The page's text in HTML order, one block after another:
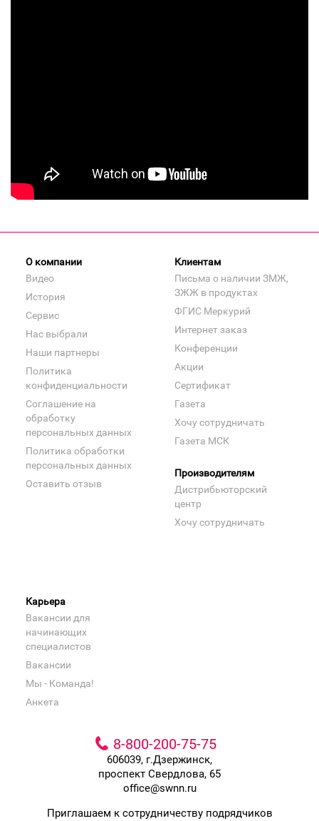
О компании
Видео
История
Сервис
Нас выбрали
Наши партнеры
Политика
конфиденциальности
Соглашение на
обработку
персональных данных
Политика обработки
персональных данных
Оставить отзыв
Клиентам
Письма о наличии ЗМЖ,
ЗЖЖ в продуктах
ФГИС Меркурий
Интернет заказ
Конференции
Акции
Сертификат
Газета
Хочу сотрудничать
Газета МСК
Производителям
Дистрибьюторский
центр
Хочу сотрудничать
Карьера
Вакансии для
начинающих
специалистов
Вакансии
Мы - Команда!
Анкета
8-800-200-75-75
606039, г.Дзержинск,
проспект Свердлова, 65
office@swnn.ru
Приглашаем к сотрудничеству подрядчиков